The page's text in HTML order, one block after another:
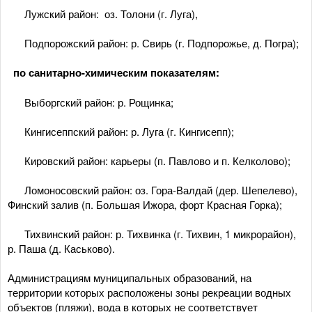
­ Лужский район: оз. Толони (г. Луга),
­ Подпорожский район: р. Свирь (г. Подпорожье, д. Погра);
по санитарно-химическим показателям:
­ Выборгский район: р. Рощинка;
­ Кингисеппский район: р. Луга (г. Кингисепп);
­ Кировский район: карьеры (п. Павлово и п. Келколово);
­ Ломоносовский район: оз. Гора-Валдай (дер. Шепелево),
Финский залив (п. Большая Ижора, форт Красная Горка);
­ Тихвинский район: р. Тихвинка (г. Тихвин, 1 микрорайон),
р. Паша (д. Каськово).
Администрациям муниципальных образований, на
территории которых расположены зоны рекреации водных
объектов (пляжи), вода в которых не соответствует